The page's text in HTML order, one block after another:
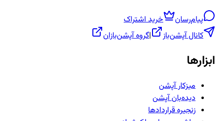
پیام‌رسان
خرید اشتراک
کانال آپشن‌باز
|گروه آپشن‌بازان
ابزارها
میزکار آپشن
دیده‌بان آپشن
زنجیره قراردادها